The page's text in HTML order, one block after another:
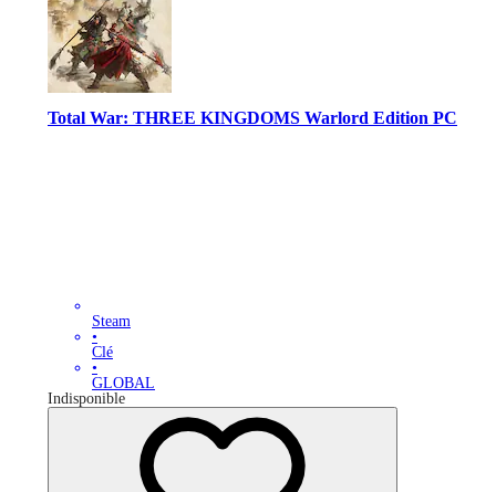
Total War: THREE KINGDOMS Warlord Edition PC
Steam
•
Clé
•
GLOBAL
Indisponible